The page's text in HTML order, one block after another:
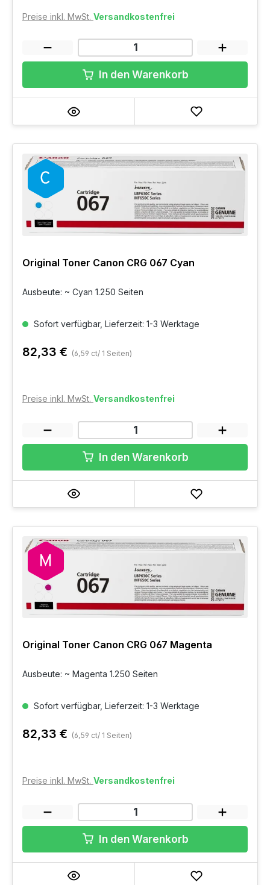
Preise inkl. MwSt. Versandkostenfrei
In den Warenkorb
Original Toner Canon CRG 067 Cyan
Ausbeute: ~ Cyan 1.250 Seiten
Sofort verfügbar, Lieferzeit: 1-3 Werktage
82,33 € (6,59 ct/ 1 Seiten)
Preise inkl. MwSt. Versandkostenfrei
In den Warenkorb
Original Toner Canon CRG 067 Magenta
Ausbeute: ~ Magenta 1.250 Seiten
Sofort verfügbar, Lieferzeit: 1-3 Werktage
82,33 € (6,59 ct/ 1 Seiten)
Preise inkl. MwSt. Versandkostenfrei
In den Warenkorb